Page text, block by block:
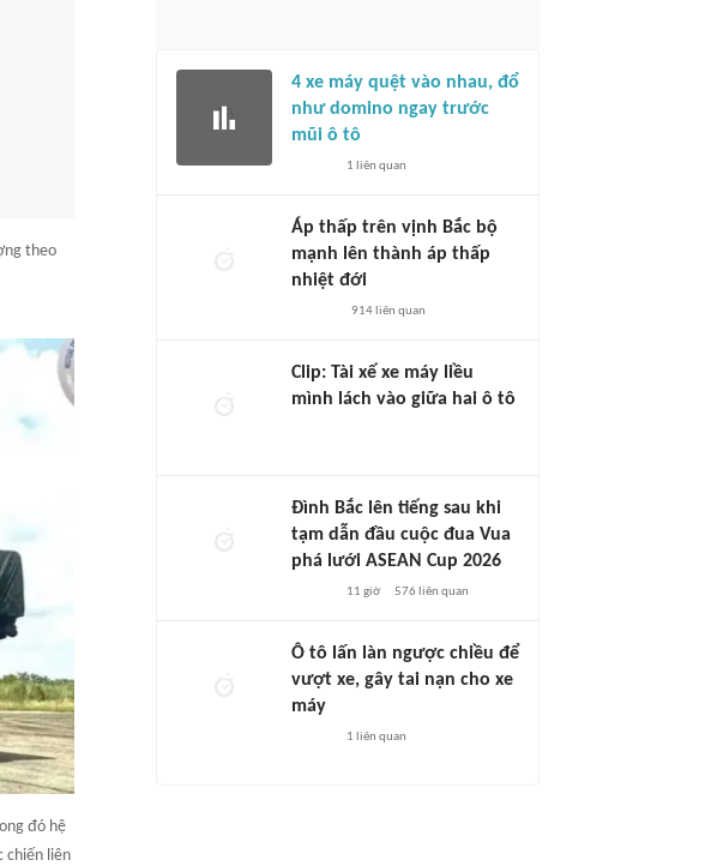
theo
đó hệ
chiến liên
4 xe máy quệt vào nhau, đổ
như domino ngay trước
mũi ô tô
1 liên quan
Áp thấp trên vịnh Bắc bộ
mạnh lên thành áp thấp
nhiệt đới
914 liên quan
Clip: Tài xế xe máy liều
mình lách vào giữa hai ô tô
Đình Bắc lên tiếng sau khi
tạm dẫn đầu cuộc đua Vua
phá lưới ASEAN Cup 2026
11 giờ 576 liên quan
Ô tô lấn làn ngược chiều để
vượt xe, gây tai nạn cho xe
máy
1 liên quan